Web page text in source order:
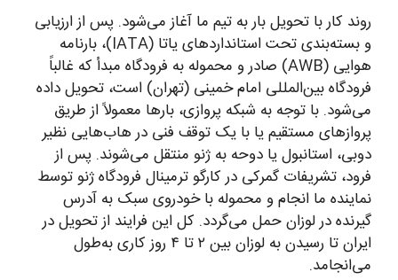
روند کار با تحویل بار به تیم ما آغاز می‌شود. پس از ارزیابی
و بسته‌بندی تحت استانداردهای یاتا (IATA)، بارنامه
هوایی (AWB) صادر و محموله به فرودگاه مبدأ که غالباً
فرودگاه بین‌المللی امام خمینی (تهران) است، تحویل داده
می‌شود. با توجه به شبکه پروازی، بارها معمولاً از طریق
پروازهای مستقیم یا با یک توقف فنی در هاب‌هایی نظیر
دوبی، استانبول یا دوحه به ژنو منتقل می‌شوند. پس از
فرود، تشریفات گمرکی در کارگو ترمینال فرودگاه ژنو توسط
نماینده ما انجام و محموله با خودروی سبک به آدرس
گیرنده در لوزان حمل می‌گردد. کل این فرایند از تحویل در
ایران تا رسیدن به لوزان بین ۲ تا ۴ روز کاری به‌طول
می‌انجامد.